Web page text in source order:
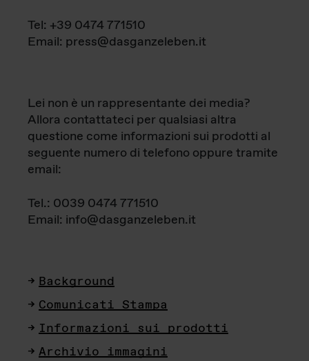
Tel: +39 0474 771510
Email: press@dasganzeleben.it
Lei non è un rappresentante dei media?
Allora contattateci per qualsiasi altra
questione come informazioni sui prodotti al
seguente numero di telefono oppure tramite
email:
Tel.: 0039 0474 771510
Email: info@dasganzeleben.it
Background
Comunicati Stampa
Informazioni sui prodotti
Archivio immagini